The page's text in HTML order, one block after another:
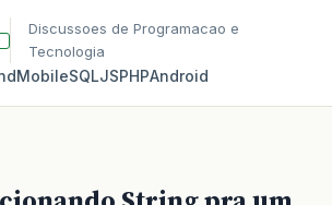
Discussoes de Programacao e
Tecnologia
MobileSQLJSPHPAndroid